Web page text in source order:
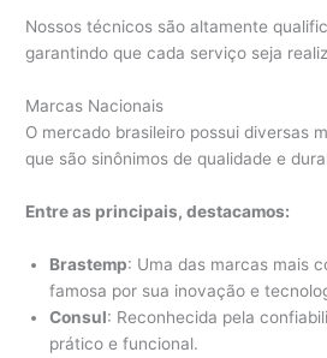
Nossos técnicos são altamente
garantindo que cada serviço seja
Marcas Nacionais
O mercado brasileiro possui diversas
que são sinônimos de qualidade e
Entre as principais, destacamos:
Brastemp: Uma das marcas mais
famosa por sua inovação e
Consul: Reconhecida pela
prático e funcional.